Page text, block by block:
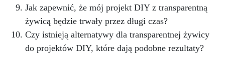
Jak zapewnić, że mój projekt DIY z transparentną
żywicą będzie trwały przez długi czas?
Czy istnieją alternatywy dla transparentnej żywicy
do projektów DIY, które dają podobne rezultaty?